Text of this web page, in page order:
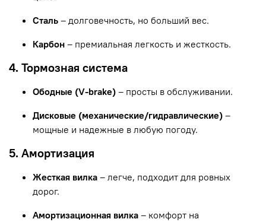
Сталь – долговечность, но больший вес.
Карбон – премиальная легкость и жесткость.
4. Тормозная система
Ободные (V-brake) – просты в обслуживании.
Дисковые (механические/гидравлические) –
мощные и надежные в любую погоду.
5. Амортизация
Жесткая вилка – легче, подходит для ровных
дорог.
Амортизационная вилка – комфорт на